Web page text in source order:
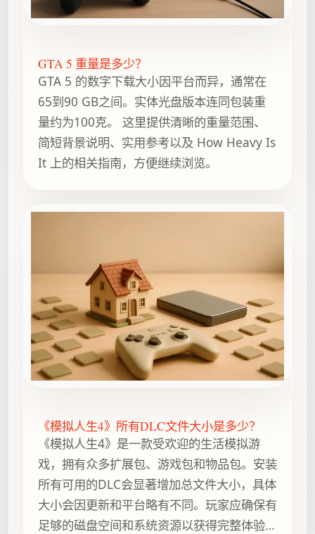
GTA 5 重量是多少？
GTA 5 的数字下载大小因平台而异，通常在
65到90 GB之间。实体光盘版本连同包装重
量约为100克。 这里提供清晰的重量范围、
简短背景说明、实用参考以及 How Heavy Is
It 上的相关指南，方便继续浏览。
《模拟人生4》所有DLC文件大小是多少？
《模拟人生4》是一款受欢迎的生活模拟游
戏，拥有众多扩展包、游戏包和物品包。安装
所有可用的DLC会显著增加总文件大小，具体
大小会因更新和平台略有不同。玩家应确保有
足够的磁盘空间和系统资源以获得完整体验。